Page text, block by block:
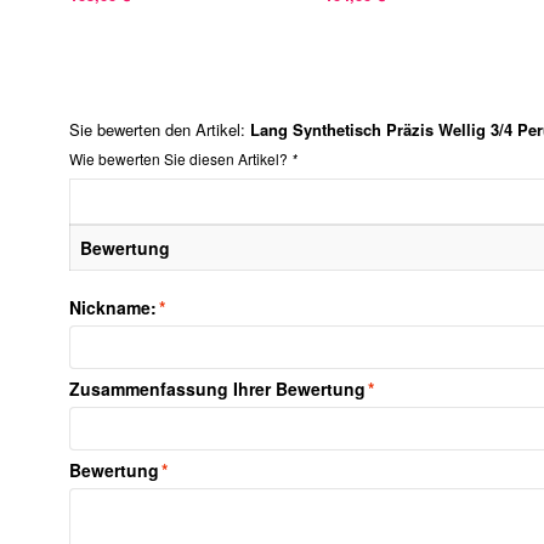
Sie bewerten den Artikel: Lang Synthetisch Präzis Wellig 3/4
Wie bewerten Sie diesen Artikel? *
Bewertung
*
Nickname:
*
Zusammenfassung Ihrer Bewertung
*
Bewertung